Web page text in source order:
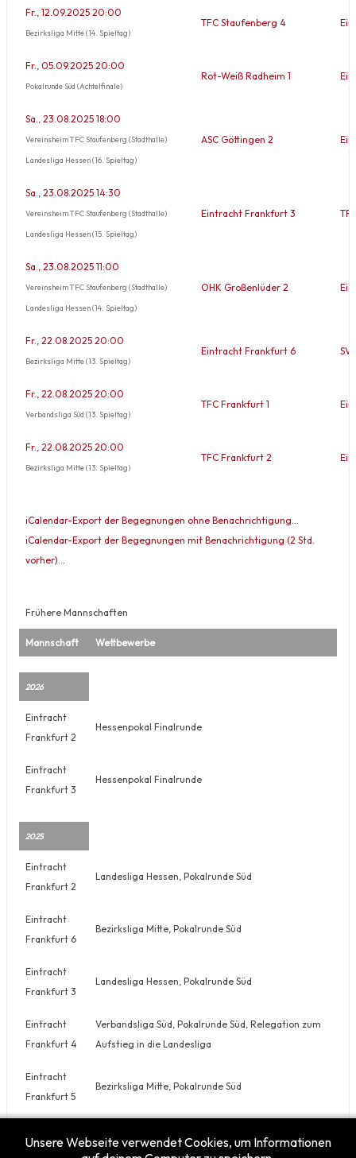
Fr., 12.09.2025 20:00
Bezirksliga Mitte (14. Spieltag)
TFC Staufenberg 4
Fr., 05.09.2025 20:00
Pokalrunde Süd (Achtelfinale)
Rot-Weiß Radheim 1
Sa., 23.08.2025 18:00
Vereinsheim TFC Staufenberg (Stadthalle)
Landesliga Hessen (16. Spieltag)
ASC Göttingen 2
Sa., 23.08.2025 14:30
Vereinsheim TFC Staufenberg (Stadthalle)
Landesliga Hessen (15. Spieltag)
Eintracht Frankfurt 3
Sa., 23.08.2025 11:00
Vereinsheim TFC Staufenberg (Stadthalle)
Landesliga Hessen (14. Spieltag)
OHK Großenlüder 2
Fr., 22.08.2025 20:00
Bezirksliga Mitte (13. Spieltag)
Eintracht Frankfurt 6 SV
Fr., 22.08.2025 20:00
Verbandsliga Süd (13. Spieltag)
TFC Frankfurt 1
Fr., 22.08.2025 20:00
Bezirksliga Mitte (13. Spieltag)
TFC Frankfurt 2
iCalendar-Export der Begegnungen ohne Benachrichtigung…
iCalendar-Export der Begegnungen mit Benachrichtigung (2 Std.
vorher)…
Frühere Mannschaften
Mannschaft Wettbewerbe
2026
Eintracht
Frankfurt 2
Hessenpokal Finalrunde
Eintracht
Frankfurt 3
Hessenpokal Finalrunde
2025
Eintracht
Frankfurt 2
Landesliga Hessen, Pokalrunde Süd
Eintracht
Frankfurt 6
Bezirksliga Mitte, Pokalrunde Süd
Eintracht
Frankfurt 3
Landesliga Hessen, Pokalrunde Süd
Eintracht
Frankfurt 4
Verbandsliga Süd, Pokalrunde Süd, Relegation zum
Aufstieg in die Landesliga
Eintracht
Frankfurt 5
Bezirksliga Mitte, Pokalrunde Süd
Frankfurt 7
Aufstieg in die Verbandsliga Süd
Unsere Webseite verwendet Cookies, um Informationen